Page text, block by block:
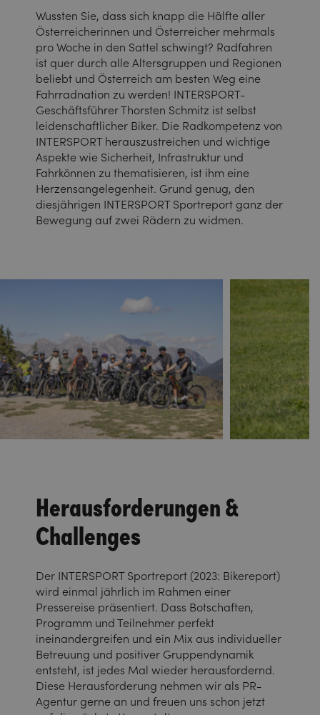
Wussten Sie, dass sich knapp die Hälfte aller
Österreicherinnen und Österreicher mehrmals
pro Woche in den Sattel schwingt? Radfahren
ist quer durch alle Altersgruppen und Regionen
beliebt und Österreich am besten Weg eine
Fahrradnation zu werden! INTERSPORT-
Geschäftsführer Thorsten Schmitz ist selbst
leidenschaftlicher Biker. Die Radkompetenz von
INTERSPORT herauszustreichen und wichtige
Aspekte wie Sicherheit, Infrastruktur und
Fahrkönnen zu thematisieren, ist ihm eine
Herzensangelegenheit. Grund genug, den
diesjährigen INTERSPORT Sportreport ganz der
Bewegung auf zwei Rädern zu widmen.
Herausforderungen &
Challenges
Der INTERSPORT Sportreport (2023: Bikereport)
wird einmal jährlich im Rahmen einer
Pressereise präsentiert. Dass Botschaften,
Programm und Teilnehmer perfekt
ineinandergreifen und ein Mix aus individueller
Betreuung und positiver Gruppendynamik
entsteht, ist jedes Mal wieder herausfordernd.
Diese Herausforderung nehmen wir als PR-
Agentur gerne an und freuen uns schon jetzt